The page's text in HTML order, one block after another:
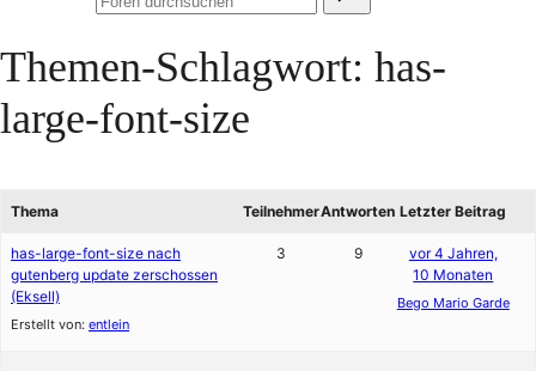
Foren
Themen-Schlagwort: has-
large-font-size
Thema TeilnehmerAntworten Letzter Beitrag
has-large-font-size nach
gutenberg update zerschossen
(Eksell)
Erstellt von: entlein
3 9
vor 4 Jahren,
10 Monaten
Bego Mario Garde